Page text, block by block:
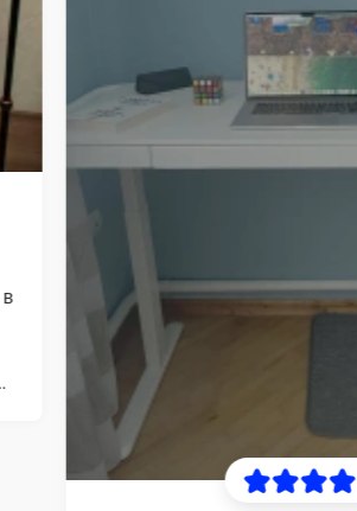
Рама дуже якісна та проста
сподобалося, наскільки
опускається. Ніде немає
дуже впевнено та не
положенні. Покупкою